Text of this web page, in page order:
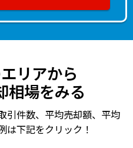
リアから
相場をみる
引件数、平均売却額、平均
は下記をクリック！